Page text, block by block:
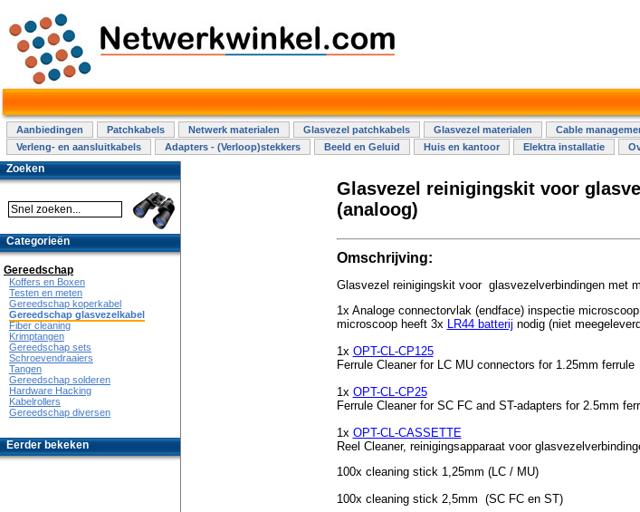
Aanbiedingen Patchkabels Netwerk materialen Glasvezel patchkabels Glasvezel materialen Cable
Verleng- en aansluitkabels
Adapters - (Verloop)stekkers Beeld en Geluid Huis en kantoor Elektra installatie
Glasvezel reinigingskit voor
(analoog)
Omschrijving:
Glasvezel reinigingskit voor glasvezelverbindingen met
1x Analoge connectorvlak (endface) inspectie
microscoop heeft 3x LR44 batterij nodig (niet
1x OPT-CL-CP125
Ferrule Cleaner for LC MU connectors for 1.25mm ferrule
1x OPT-CL-CP25
Ferrule Cleaner for SC FC and ST-adapters for 2.5mm
1x OPT-CL-CASSETTE
Reel Cleaner, reinigingsapparaat voor
100x cleaning stick 1,25mm (LC / MU)
100x cleaning stick 2,5mm (SC FC en ST)
Zoeken
Categorieën
Gereedschap
Koffers en Boxen
Testen en meten
Gereedschap koperkabel
Gereedschap glasvezelkabel
Fiber cleaning
Krimptangen
Gereedschap sets
Schroevendraaiers
Tangen
Gereedschap solderen
Hardware Hacking
Kabelrollers
Gereedschap diversen
Eerder bekeken